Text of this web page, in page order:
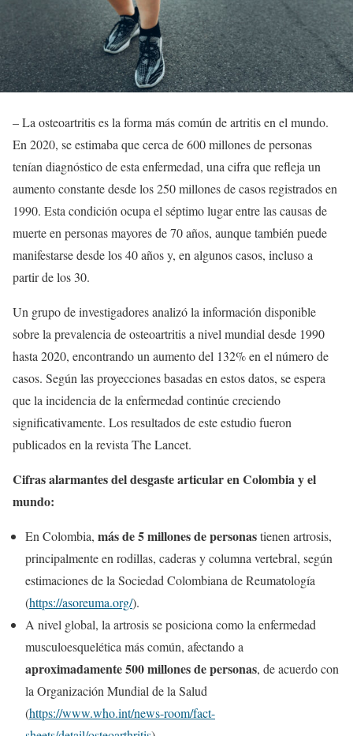
– La osteoartritis es la forma más común de artritis en el mundo.
En 2020, se estimaba que cerca de 600 millones de personas
tenían diagnóstico de esta enfermedad, una cifra que refleja un
aumento constante desde los 250 millones de casos registrados en
1990. Esta condición ocupa el séptimo lugar entre las causas de
muerte en personas mayores de 70 años, aunque también puede
manifestarse desde los 40 años y, en algunos casos, incluso a
partir de los 30.
Un grupo de investigadores analizó la información disponible
sobre la prevalencia de osteoartritis a nivel mundial desde 1990
hasta 2020, encontrando un aumento del 132% en el número de
casos. Según las proyecciones basadas en estos datos, se espera
que la incidencia de la enfermedad continúe creciendo
significativamente. Los resultados de este estudio fueron
publicados en la revista The Lancet.
Cifras alarmantes del desgaste articular en Colombia y el
mundo:
En Colombia, más de 5 millones de personastienen artrosis,
principalmente en rodillas, caderas y columna vertebral, según
estimaciones de la Sociedad Colombiana de Reumatología
(https://asoreuma.org/).
A nivel global, la artrosis se posiciona como la enfermedad
musculoesquelética más común, afectando a
aproximadamente 500 millones de personas, de acuerdo con
la Organización Mundial de la Salud
(https://www.who.int/news-room/fact-